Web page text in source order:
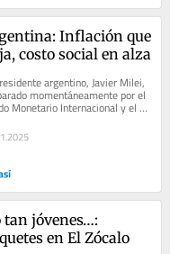
Inflación que
costo social en alza
argentino, Javier Milei,
momentáneamente por el
Monetario Internacional y el
de Donald Trump (a pesar de
tan jóvenes…:
en El Zócalo